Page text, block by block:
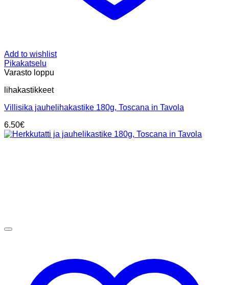
Add to wishlist
Pikakatselu
Varasto loppu
lihakastikkeet
Villisika jauhelihakastike 180g, Toscana in Tavola
6.50€